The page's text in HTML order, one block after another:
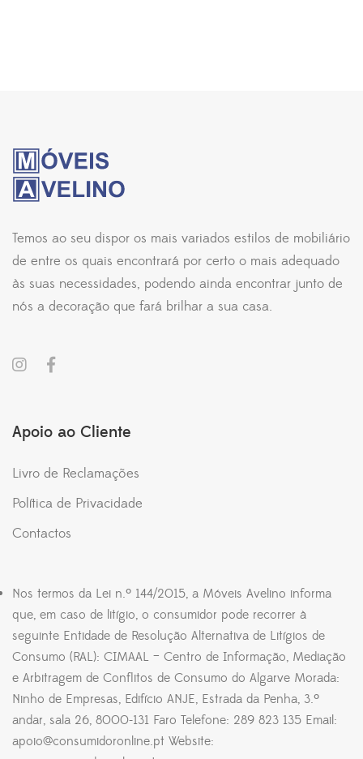
Temos ao seu dispor os mais variados estilos de mobiliário
de entre os quais encontrará por certo o mais adequado
às suas necessidades, podendo ainda encontrar junto de
nós a decoração que fará brilhar a sua casa.
Apoio ao Cliente
Livro de Reclamações
Política de Privacidade
Contactos
Nos termos da Lei n.º 144/2015, a Móveis Avelino informa
que, em caso de litígio, o consumidor pode recorrer à
seguinte Entidade de Resolução Alternativa de Litígios de
Consumo (RAL): CIMAAL – Centro de Informação, Mediação
e Arbitragem de Conflitos de Consumo do Algarve Morada:
Ninho de Empresas, Edifício ANJE, Estrada da Penha, 3.º
andar, sala 26, 8000-131 Faro Telefone: 289 823 135 Email:
apoio@consumidoronline.pt Website: